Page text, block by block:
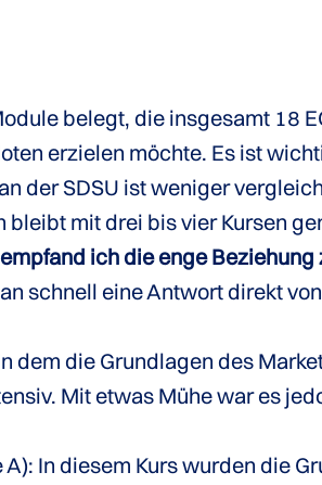
belegt, die insgesamt 18
erzielen möchte. Es ist
der SDSU ist weniger
mit drei bis vier Kursen
ich die enge
schnell eine Antwort direkt
dem die Grundlagen des
Mit etwas Mühe war es
In diesem Kurs wurden die